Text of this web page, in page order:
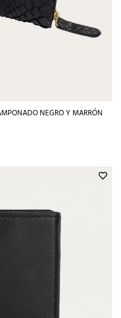
NEGRO Y MARRÓN
favorite_border